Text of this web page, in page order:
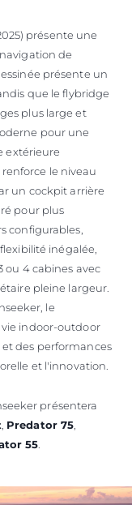
présente une
de
présente un
que le flybridge
plus large et
pour une
extérieure
le niveau
un cockpit arrière
pour plus
configurables,
inégalée,
ou 4 cabines avec
pleine largeur.
le
vie indoor-outdoor
des performances
et l'innovation.
présentera
, Predator 75,
55.